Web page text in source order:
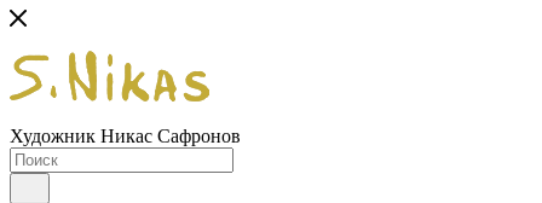
Художник Никас Сафронов